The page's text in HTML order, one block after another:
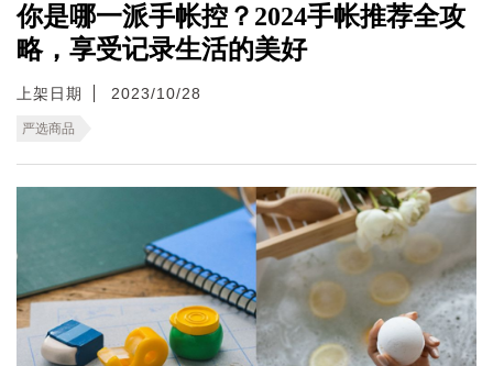
你是哪一派手帐控？2024手帐推荐全攻
略，享受记录生活的美好
上架日期 2023/10/28
严选商品